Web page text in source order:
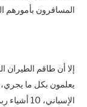
المسافرون بأمورهم
إلا أن طاقم
يعلمون بكل ما
الإسباني، 10 أشياء ربما لم نكن نعرفها عن الطائرات ومضيفات الطيران.